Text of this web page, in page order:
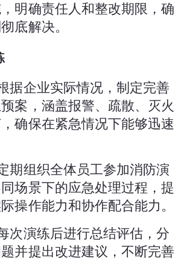
明确责任人和整改期限，确
底解决。
据企业实际情况，制定完善
案，涵盖报警、疏散、灭火
确保在紧急情况下能够迅速
期组织全体员工参加消防演
场景下的应急处理过程，提
操作能力和协作配合能力。
次演练后进行总结评估，分
并提出改进建议，不断完善